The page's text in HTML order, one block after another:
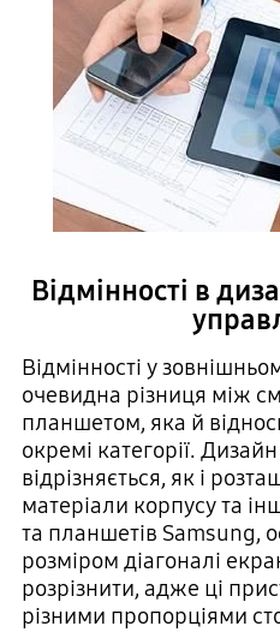
Відмінності в
Відмінності у
очевидна різниця між
планшетом, яка й
окремі категорії.
відрізняється, як і
матеріали корпусу та
та планшетів Samsung,
розміром діагоналі
розрізнити, адже ці
різними пропорціями